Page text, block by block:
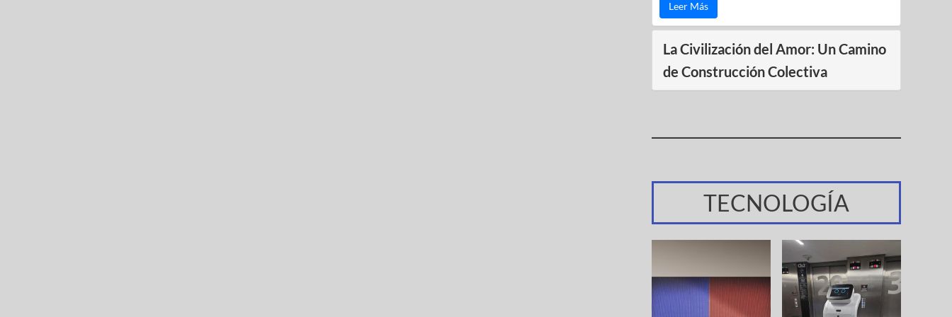
Leer Más
La Civilización del Amor: Un Camino
de Construcción Colectiva
TECNOLOGÍA